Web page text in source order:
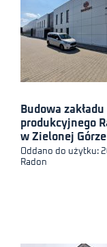
Budowa zakładu
produkcyjnego
w Zielonej Górze
Oddano do użytku:
Radon